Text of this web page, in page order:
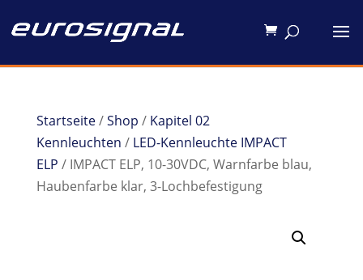
Startseite/Shop / Kapitel 02
Kennleuchten / LED-Kennleuchte IMPACT
ELP / IMPACT ELP, 10-30VDC, Warnfarbe blau,
Haubenfarbe klar, 3-Lochbefestigung